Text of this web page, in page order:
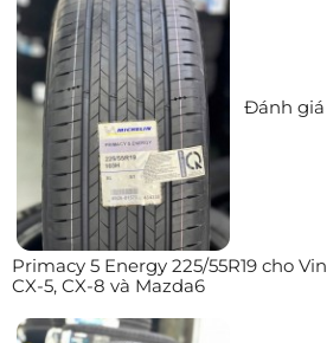
Đánh giá
Primacy 5 Energy 225/55R19 cho
CX-5, CX-8 và Mazda6